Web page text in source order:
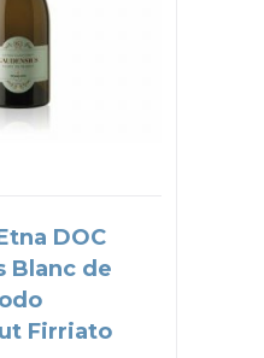
DOC
Blanc de
Firriato